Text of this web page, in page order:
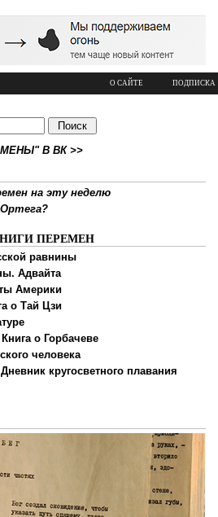
О САЙТЕ ПОДПИСКА
В ВК >>
на эту неделю
ПЕРЕМЕН
равнины
Адвайта
Америки
о Тай Цзи
о Горбачеве
человека
кругосветного плавания